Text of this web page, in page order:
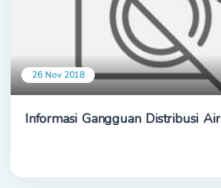
26 Nov 2018
Informasi Gangguan Distribusi Air